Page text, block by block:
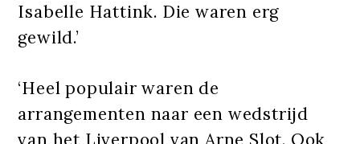
Isabelle Hattink. Die waren erg
gewild.’
‘Heel populair waren de
arrangementen naar een wedstrijd
van het Liverpool van Arne Slot. Ook